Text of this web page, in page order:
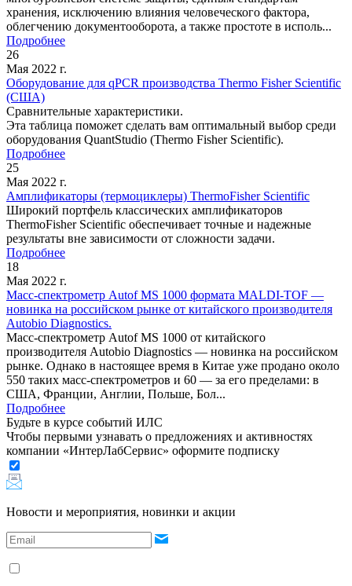
хранения, исключению влияния человеческого фактора,
облегчению документооборота, а также простоте в исполь...
Подробнее
26
Мая 2022 г.
Оборудование для qPCR производства Thermo Fisher Scientific
(США)
Сравнительные характеристики.
Эта таблица поможет сделать вам оптимальный выбор среди
оборудования QuantStudio (Thermo Fisher Scientific).
Подробнее
25
Мая 2022 г.
Амплификаторы (термоциклеры) ThermoFisher Scientific
Широкий портфель классических амплификаторов
ThermoFisher Scientific обеспечивает точные и надежные
результаты вне зависимости от сложности задачи.
Подробнее
18
Мая 2022 г.
Mасс-спектрометр Autof MS 1000 формата MALDI-TOF —
новинка на российском рынке от китайского производителя
Autobio Diagnostics.
Масс-спектрометр Autof MS 1000 от китайского
производителя Autobio Diagnostics — новинка на российском
рынке. Однако в настоящее время в Китае уже продано около
550 таких масс-спектрометров и 60 — за его пределами: в
США, Франции, Англии, Польше, Бол...
Подробнее
Будьте в курсе событий ИЛС
Чтобы первыми узнавать о предложениях и активностях
компании «ИнтерЛабСервис» оформите подписку
Новости и мероприятия, новинки и акции